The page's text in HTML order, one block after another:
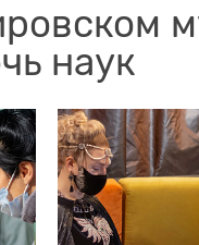
наук